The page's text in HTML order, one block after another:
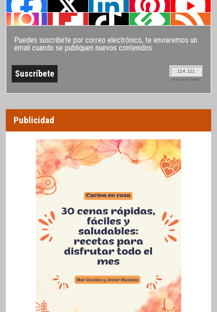
Puedes suscribirte por correo electrónico, te enviaremos un
email cuando se publiquen nuevos contenidos
114.111
SUSCRIPTORES
Publicidad